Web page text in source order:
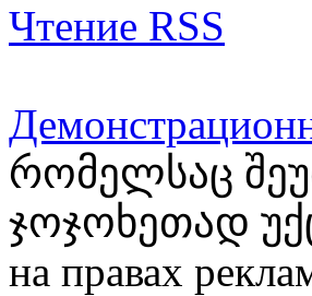
Чтение RSS
რომელსაც
ჯოჯოხეთად
на правах